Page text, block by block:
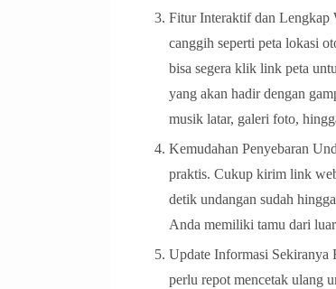
Fitur Interaktif dan Lengkap
canggih seperti peta lokasi
bisa segera klik link peta
yang akan hadir dengan
musik latar, galeri foto,
Kemudahan Penyebaran
praktis. Cukup kirim link
detik undangan sudah
Anda memiliki tamu dari
Update Informasi Sekiranya
perlu repot mencetak ulang